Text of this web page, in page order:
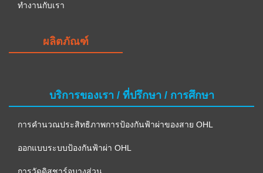
ทำงานกับเรา
ผลิตภัณฑ์
บริการของเรา / ที่ปรึกษา / การศึกษา
การคำนวณประสิทธิภาพการป้องกันฟ้าผ่าของสาย OHL
ออกแบบระบบป้องกันฟ้าผ่า OHL